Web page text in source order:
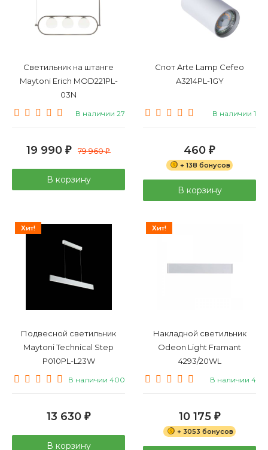
Светильник на штанге
Maytoni Erich MOD221PL-
03N
В наличии 27
19 990 ₽ 79 960₽
В корзину
Спот Arte Lamp Cefeo
A3214PL-1GY
В наличии 1
460 ₽
+ 138 бонусов
В корзину
Хит!
Подвесной светильник
Maytoni Technical Step
P010PL-L23W
В наличии 400
13 630 ₽
В корзину
Хит!
Накладной светильник
Odeon Light Framant
4293/20WL
В наличии 4
10 175 ₽
+ 3053 бонусов